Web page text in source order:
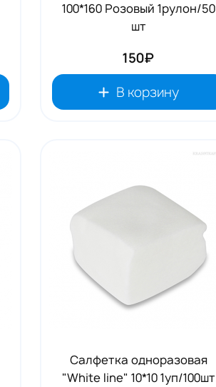
100*160 Розовый 1рулон/50
шт
150₽
В корзину
Салфетка одноразовая
"White line" 10*10 1уп/100шт